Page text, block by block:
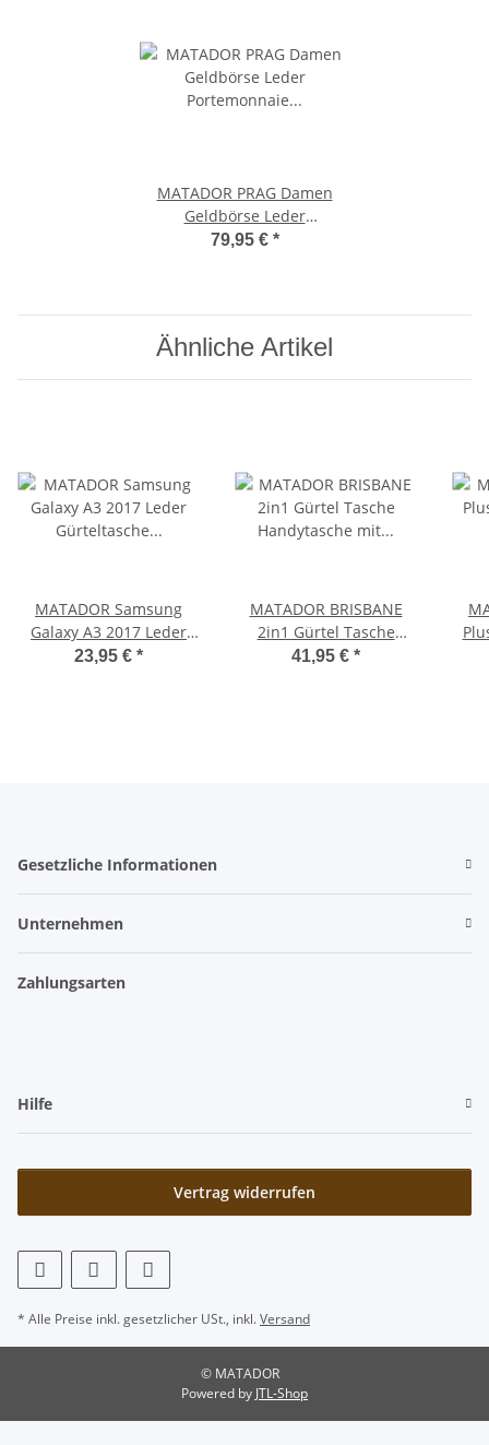
MATADOR PRAG Damen
Geldbörse Leder
Portemonnaie Blumen
79,95 € *
Ähnliche Artikel
MATADOR Samsung
Galaxy A3 2017 Leder
Gürteltasche Clip
23,95 € *
MATADOR BRISBANE
2in1 Gürtel Tasche
Handytasche mit
41,95 € *
Gesetzliche Informationen
Unternehmen
Zahlungsarten
Hilfe
Vertrag widerrufen
* Alle Preise inkl. gesetzlicher USt., inkl.Versand
© MATADOR
Powered by JTL-Shop